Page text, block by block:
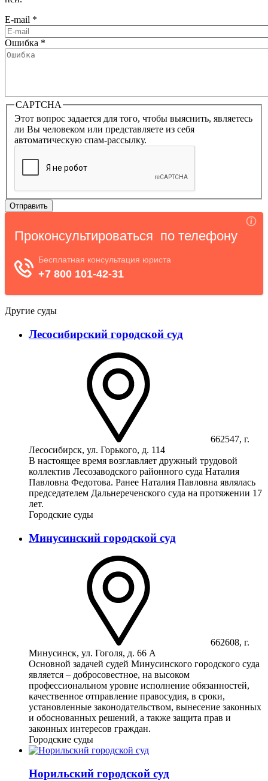
E-mail *
Ошибка *
CAPTCHA
Этот вопрос задается для того, чтобы выяснить, являетесь
ли Вы человеком или представляете из себя
автоматическую спам-рассылку.
Другие суды
Лесосибирский городской суд
662547, г.
Лесосибирск, ул. Горького, д. 114
В настоящее время возглавляет дружный трудовой
коллектив Лесозаводского районного суда Наталия
Павловна Федотова. Ранее Наталия Павловна являлась
председателем Дальнереченского суда на протяжении 17
лет.
Городские суды
Минусинский городской суд
662608, г.
Минусинск, ул. Гоголя, д. 66 А
Основной задачей судей Минусинского городского суда
является – добросовестное, на высоком
профессиональном уровне исполнение обязанностей,
качественное отправление правосудия, в сроки,
установленные законодательством, вынесение законных
и обоснованных решений, а также защита прав и
законных интересов граждан.
Городские суды
Норильский городской суд